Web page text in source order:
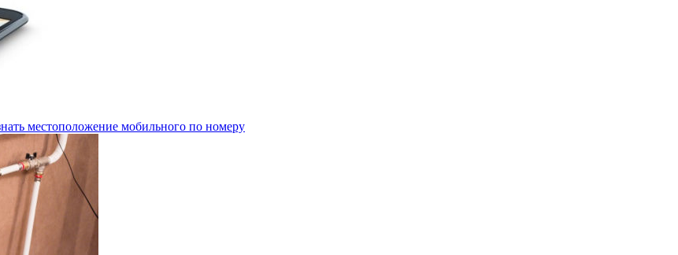
местоположение мобильного по номеру